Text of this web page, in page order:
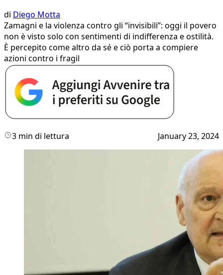
di Diego Motta
Zamagni e la violenza contro gli “invisibili”: oggi il povero
non è visto solo con sentimenti di indifferenza e ostilità.
È percepito come altro da sé e ciò porta a compiere
azioni contro i fragil
3 min di lettura January 23, 2024